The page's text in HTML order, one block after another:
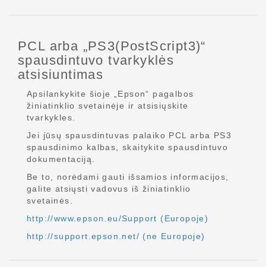
PCL arba „PS3(PostScript3)“
spausdintuvo tvarkyklės
atsisiuntimas
Apsilankykite šioje „Epson“ pagalbos
žiniatinklio svetainėje ir atsisiųskite
tvarkykles.
Jei jūsų spausdintuvas palaiko PCL arba PS3
spausdinimo kalbas, skaitykite spausdintuvo
dokumentaciją.
Be to, norėdami gauti išsamios informacijos,
galite atsiųsti vadovus iš žiniatinklio
svetainės.
http://www.epson.eu/Support (Europoje)
http://support.epson.net/ (ne Europoje)